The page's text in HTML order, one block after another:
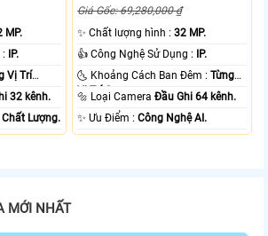
MP.
®️ Công Nghệ Sử Dụng : IP.
Vị Trí
32 kênh.
Lượng.
Giá Gốc: 69,280,000 ₫
✨ Chất lượng hình :32 MP.
👍 Công Nghệ Sử Dụng : IP.
🌜 Khoảng Cách Ban Đêm :Từng
Vị Trí Camera .
🔩 Loại CameraĐầu Ghi 64 kênh.
️✨ Ưu Điểm :Công Nghệ AI.
MỚI NHẤT